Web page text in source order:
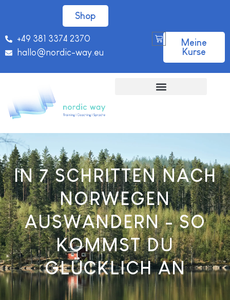
Shop
Meine
Kurse
+49 381 3374 2370
hallo@nordic-way.eu
IN 7 SCHRITTEN NACH
NORWEGEN
AUSWANDERN - SO
KOMMST DU
GLÜCKLICH AN